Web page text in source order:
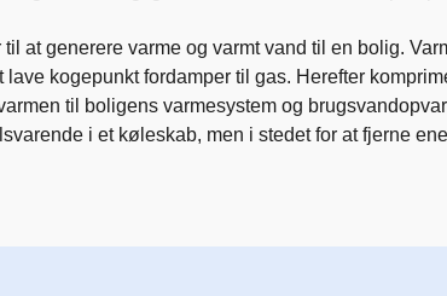
at generere varme og varmt vand til en bolig.
kogepunkt fordamper til gas. Herefter
til boligens varmesystem og
i et køleskab, men i stedet for at fjerne